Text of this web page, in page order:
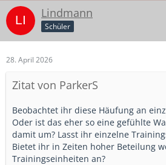
Lindmann
Schüler
28. April 2026
Zitat von ParkerS
Beobachtet ihr diese Häufung an
Oder ist das eher so eine gefühlte
damit um? Lasst ihr einzelne
Bietet ihr in Zeiten hoher Beteilung
Trainingseinheiten an?